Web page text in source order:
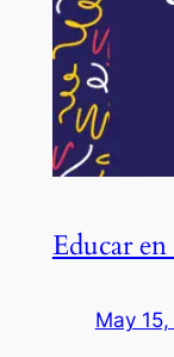
Educar
May